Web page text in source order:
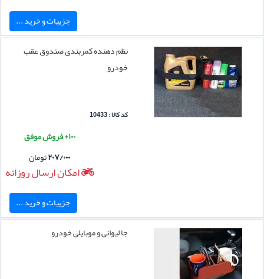
جزییات و خرید ...
نظم دهنده کمربندی صندوق عقب
خودرو
کد کالا : 10433
۱۰۰+ فروش موفق
۲۰۷/۰۰۰تومان
امکان ارسال روزانه
جزییات و خرید ...
جا لیوانی و موبایلی خودرو